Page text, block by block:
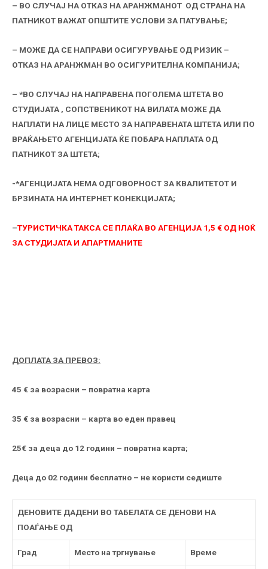
– ВО СЛУЧАЈ НА ОТКАЗ НА АРАНЖМАНОТ ОД СТРАНА НА
ПАТНИКОТ ВАЖАТ ОПШТИТЕ УСЛОВИ ЗА ПАТУВАЊЕ;
– МОЖЕ ДА СЕ НАПРАВИ ОСИГУРУВАЊЕ ОД РИЗИК –
ОТКАЗ НА АРАНЖМАН ВО ОСИГУРИТЕЛНА КОМПАНИЈА;
– *ВО СЛУЧАЈ НА НАПРАВЕНА ПОГОЛЕМА ШТЕТА ВО
СТУДИЈАТА , СОПСТВЕНИКОТ НА ВИЛАТА МОЖЕ ДА
НАПЛАТИ НА ЛИЦЕ МЕСТО ЗА НАПРАВЕНАТА ШТЕТА ИЛИ ПО
ВРАЌАЊЕТО АГЕНЦИЈАТА ЌЕ ПОБАРА НАПЛАТА ОД
ПАТНИКОТ ЗА ШТЕТА;
-*АГЕНЦИЈАТА НЕМА ОДГОВОРНОСТ ЗА КВАЛИТЕТОТ И
БРЗИНАТА НА ИНТЕРНЕТ КОНЕКЦИЈАТА;
–ТУРИСТИЧКА ТАКСА СЕ ПЛАЌА ВО АГЕНЦИЈА 1,5 € ОД НОЌ
ЗА СТУДИЈАТА И АПАРТМАНИТЕ
ДОПЛАТА ЗА ПРЕВОЗ:
45 € за возрасни – повратна карта
35 € за возрасни – карта во еден правец
25€ за деца до 12 години – повратна карта;
Деца до 02 години бесплатно – не користи седиште
ДЕНОВИТЕ ДАДЕНИ ВО ТАБЕЛАТА СЕ ДЕНОВИ НА
ПОАЃАЊЕ ОД
Град Место на тргнување Време